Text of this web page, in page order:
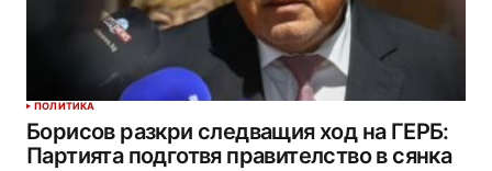
ПОЛИТИКА
Борисов разкри следващия ход на ГЕРБ:
Партията подготвя правителство в сянка